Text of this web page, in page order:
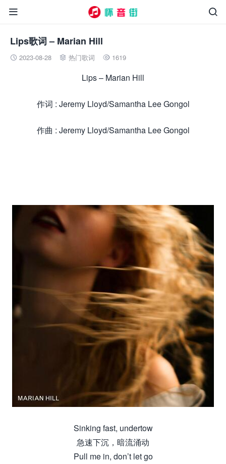


Lips歌词 – Marian Hill
 2023-08-28  热门歌词  1619
Lips – Marian Hill
作词 : Jeremy Lloyd/Samantha Lee Gongol
作曲 : Jeremy Lloyd/Samantha Lee Gongol
Sinking fast, undertow
急速下沉，暗流涌动
Pull me in, don’t let go